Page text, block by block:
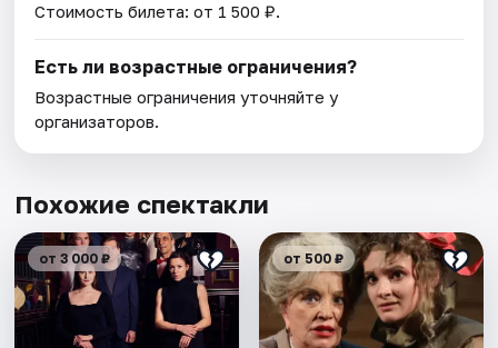
Стоимость билета: от 1 500 ₽.
Есть ли возрастные ограничения?
Возрастные ограничения уточняйте у
организаторов.
Похожие спектакли
от 3 000 ₽ от 500 ₽